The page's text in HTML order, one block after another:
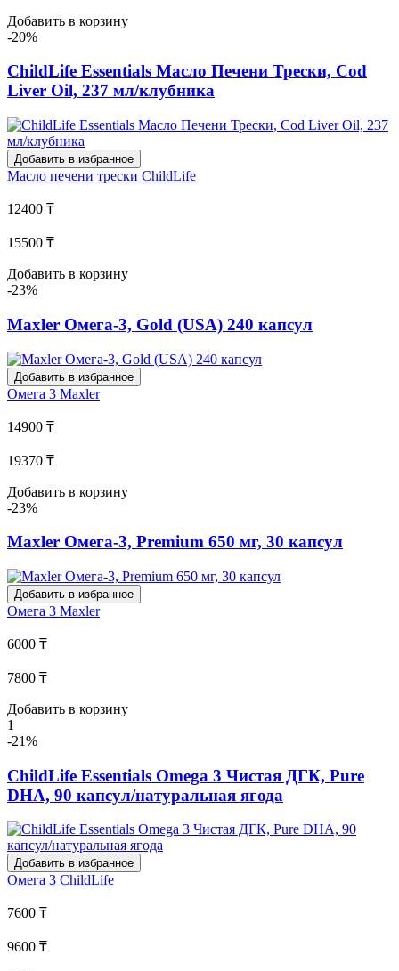
Добавить в корзину
-20%
ChildLife Essentials Масло Печени Трески, Cod
Liver Oil, 237 мл/клубника
Добавить в избранное
Масло печени трески ChildLife
12400 ₸
15500 ₸
Добавить в корзину
-23%
Maxler Омега-3, Gold (USA) 240 капсул
Добавить в избранное
Омега 3 Maxler
14900 ₸
19370 ₸
Добавить в корзину
-23%
Maxler Омега-3, Premium 650 мг, 30 капсул
Добавить в избранное
Омега 3 Maxler
6000 ₸
7800 ₸
Добавить в корзину
1
-21%
ChildLife Essentials Omega 3 Чистая ДГК, Pure
DHA, 90 капсул/натуральная ягода
Добавить в избранное
Омега 3 ChildLife
7600 ₸
9600 ₸